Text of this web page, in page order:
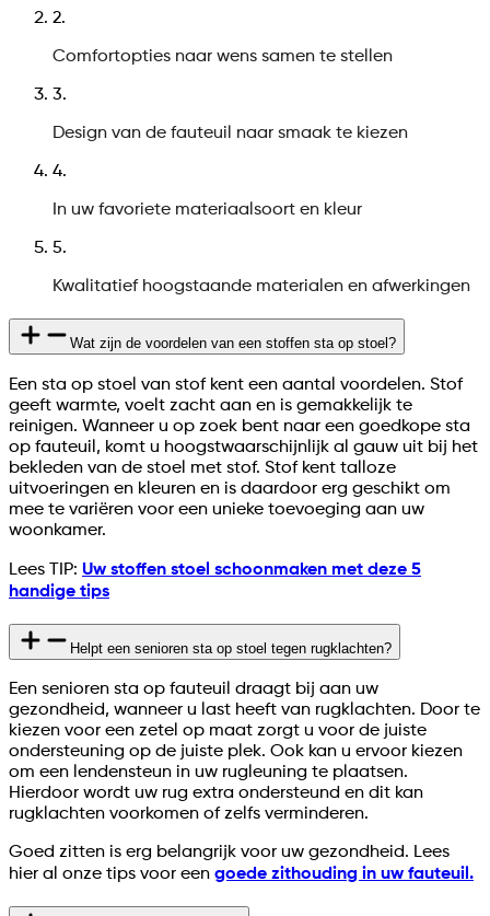
2.
Comfortopties naar wens samen te stellen
3.
Design van de fauteuil naar smaak te kiezen
4.
In uw favoriete materiaalsoort en kleur
5.
Kwalitatief hoogstaande materialen en afwerkingen
Wat zijn de voordelen van een stoffen sta op stoel?
Een sta op stoel van stof kent een aantal voordelen. Stof
geeft warmte, voelt zacht aan en is gemakkelijk te
reinigen. Wanneer u op zoek bent naar een goedkope sta
op fauteuil, komt u hoogstwaarschijnlijk al gauw uit bij het
bekleden van de stoel met stof. Stof kent talloze
uitvoeringen en kleuren en is daardoor erg geschikt om
mee te variëren voor een unieke toevoeging aan uw
woonkamer.
Lees TIP: Uw stoffen stoel schoonmaken met deze 5
handige tips
Helpt een senioren sta op stoel tegen rugklachten?
Een senioren sta op fauteuil draagt bij aan uw
gezondheid, wanneer u last heeft van rugklachten. Door te
kiezen voor een zetel op maat zorgt u voor de juiste
ondersteuning op de juiste plek. Ook kan u ervoor kiezen
om een lendensteun in uw rugleuning te plaatsen.
Hierdoor wordt uw rug extra ondersteund en dit kan
rugklachten voorkomen of zelfs verminderen.
Goed zitten is erg belangrijk voor uw gezondheid. Lees
hier al onze tips voor een goede zithouding in uw fauteuil.